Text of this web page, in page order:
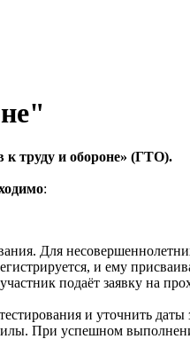
к труду и обороне» (ГТО).
:
Для
и ему
подаёт заявку на
и уточнить даты
При успешном